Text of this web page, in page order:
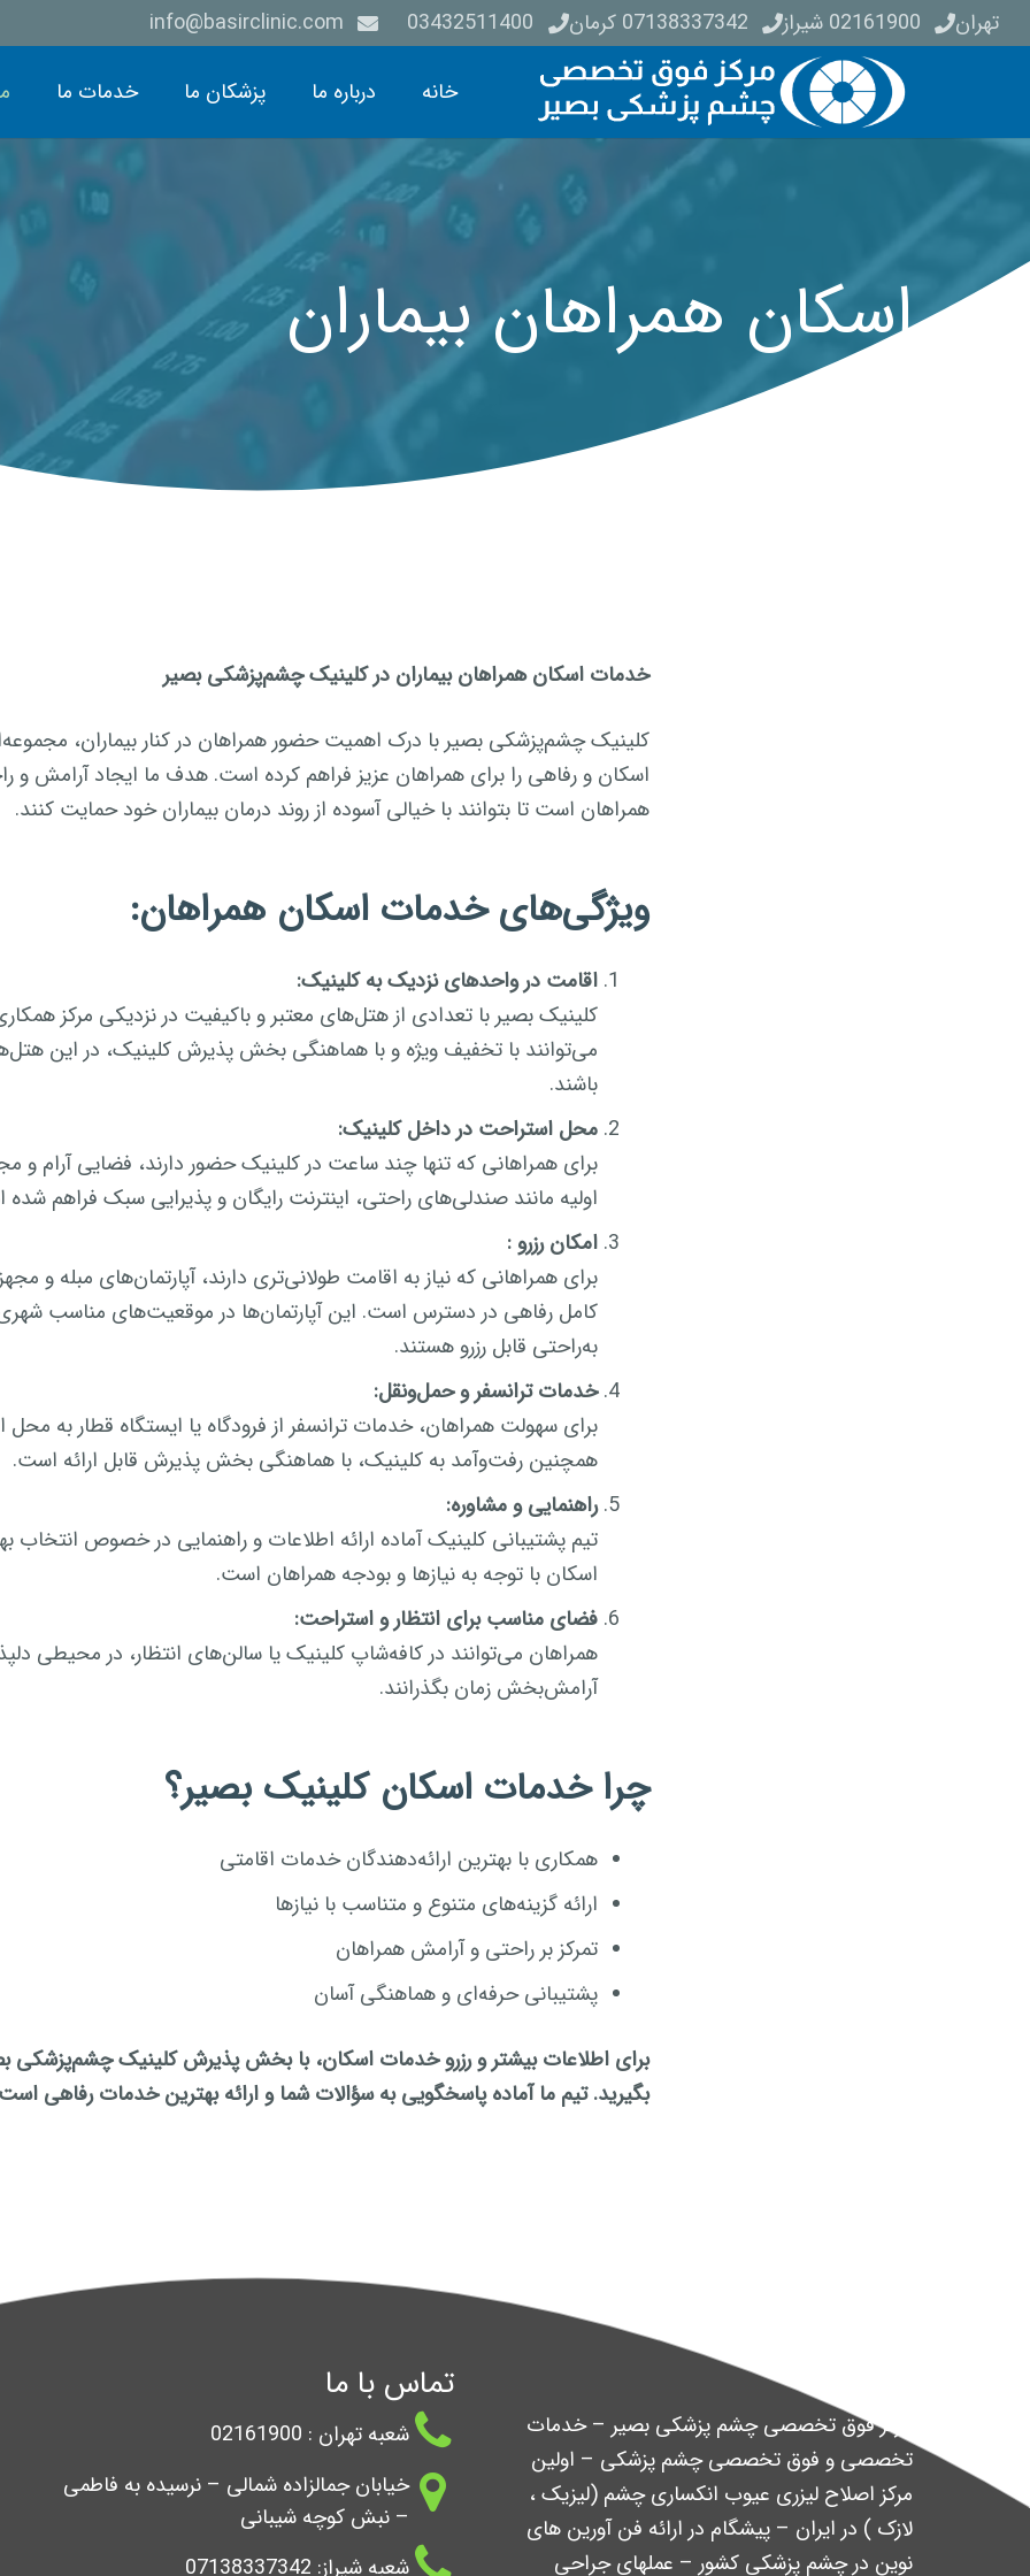
تهران شیراز کرمان
خانه درباره ما پزشکان ما خدمات ما
اسکان همراهان بیماران
خدمات اسکان همراهان بیماران در کلینیک چشم‌پزشکی بصیر
کلینیک چشم‌پزشکی بصیر با درک اهمیت حضور همراهان در کنار بیماران،
اسکان و رفاهی را برای همراهان عزیز فراهم کرده است. هدف ما ایجاد آرامش و
همراهان است تا بتوانند با خیالی آسوده از روند درمان بیماران خود حمایت کنند.
ویژگی‌های خدمات اسکان همراهان:
اقامت در واحدهای نزدیک به کلینیک:
کلینیک بصیر با تعدادی از هتل‌های معتبر و باکیفیت در نزدیکی مرکز
می‌توانند با تخفیف ویژه و با هماهنگی بخش پذیرش کلینیک، در این
باشند.
محل استراحت در داخل کلینیک:
برای همراهانی که تنها چند ساعت در کلینیک حضور دارند، فضایی آرام و
اولیه مانند صندلی‌های راحتی، اینترنت رایگان و پذیرایی سبک فراهم
امکان رزرو :
برای همراهانی که نیاز به اقامت طولانی‌تری دارند، آپارتمان‌های مبله و
کامل رفاهی در دسترس است. این آپارتمان‌ها در موقعیت‌های مناسب شهری
به‌راحتی قابل رزرو هستند.
خدمات ترانسفر و حمل‌ونقل:
برای سهولت همراهان، خدمات ترانسفر از فرودگاه یا ایستگاه قطار به محل
همچنین رفت‌وآمد به کلینیک، با هماهنگی بخش پذیرش قابل ارائه است.
راهنمایی و مشاوره:
تیم پشتیبانی کلینیک آماده ارائه اطلاعات و راهنمایی در خصوص انتخاب
اسکان با توجه به نیازها و بودجه همراهان است.
فضای مناسب برای انتظار و استراحت:
همراهان می‌توانند در کافه‌شاپ کلینیک یا سالن‌های انتظار، در محیطی
آرامش‌بخش زمان بگذرانند.
چرا خدمات اسکان کلینیک بصیر؟
همکاری با بهترین ارائه‌دهندگان خدمات اقامتی
ارائه گزینه‌های متنوع و متناسب با نیازها
تمرکز بر راحتی و آرامش همراهان
پشتیبانی حرفه‌ای و هماهنگی آسان
برای اطلاعات بیشتر و رزرو خدمات اسکان، با بخش پذیرش کلینیک چشم‌پزشکی
بگیرید. تیم ما آماده پاسخگویی به سؤالات شما و ارائه بهترین خدمات رفاهی
مرکز فوق تخصصی چشم پزشکی بصیر – خدمات
تخصصی و فوق تخصصی چشم پزشکی – اولین
مرکز اصلاح لیزری عیوب انکساری چشم (لیزیک ،
لازک ) در ایران – پیشگام در ارائه فن آورین های
نوین در چشم پزشکی کشور – عملهای جراحی
تماس با ما
شعبه تهران : 02161900
خیابان جمالزاده شمالی – نرسیده به فاطمی
– نبش کوچه شیبانی
شعبه شیراز: 07138337342